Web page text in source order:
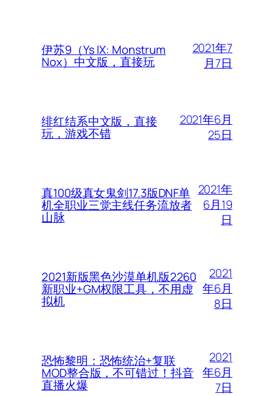
伊苏9（Ys IX: Monstrum
Nox）中文版，直接玩
2021年7
月7日
绯红结系中文版，直接
玩，游戏不错
2021年6月
25日
真100级真女鬼剑17.3版DNF单
机全职业三觉主线任务流放者
山脉
2021年
6月19
日
2021新版黑色沙漠单机版2260
新职业+GM权限工具，不用虚
拟机
2021
年6月
8日
恐怖黎明：恐怖统治+复联
MOD整合版，不可错过！抖音
直播火爆
2021
年6月
7日